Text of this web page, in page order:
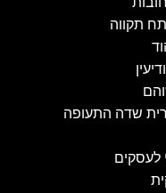
תקווה
שדה התעופה
לעסקים